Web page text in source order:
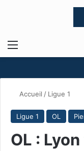
Menu
Accueil / Ligue 1
Ligue 1 OL
OL :